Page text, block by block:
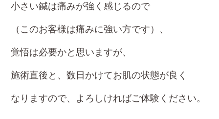
小さい鍼は痛みが強く感じるので
（このお客様は痛みに強い方です）、
覚悟は必要かと思いますが、
施術直後と、数日かけてお肌の状態が良く
なりますので、よろしければご体験ください。